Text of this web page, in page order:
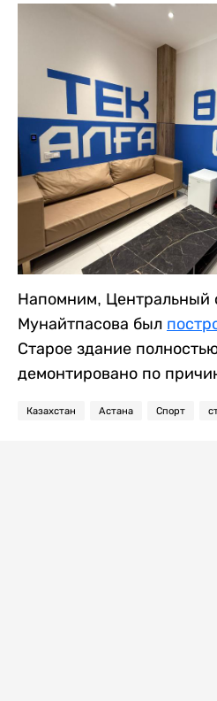
Напомним, Центральный
Мунайтпасова был
Старое здание
демонтировано по
Казахстан Астана Спорт